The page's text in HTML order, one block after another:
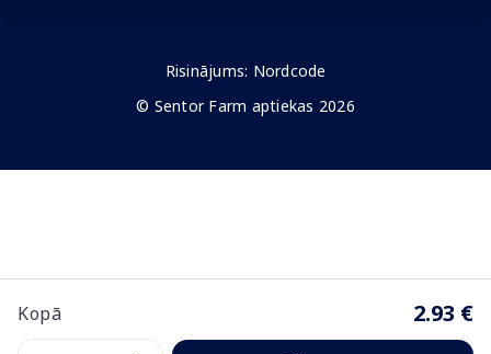
Kopā 2.93 €
Risinājums: Nordcode
© Sentor Farm aptiekas 2026